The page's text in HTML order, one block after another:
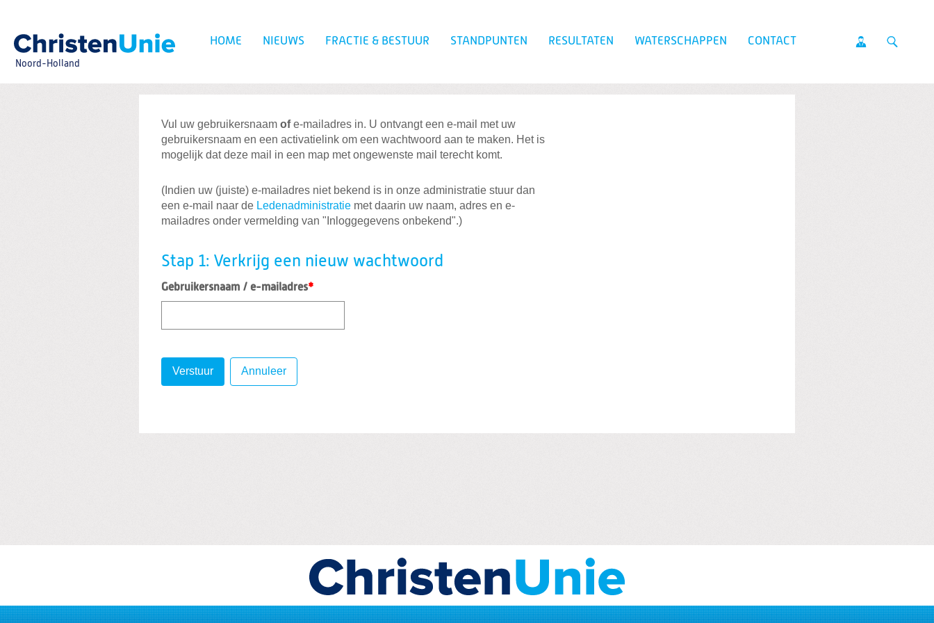
Spring
naar
inhoud
Noord-Holland
HOME NIEUWS FRACTIE & BESTUUR STANDPUNTEN RESULTATEN WATERSCHAPPEN CONTACT
Zoeken
Gebruikersnaam en/of wachtwoord vergeten?
Vul uw gebruikersnaam ofe-mailadres in. U ontvangt een e-mail met uw
gebruikersnaam en een activatielink om een wachtwoord aan te maken. Het is
mogelijk dat deze mail in een map met ongewenste mail terecht komt.
(Indien uw (juiste) e-mailadres niet bekend is in onze administratie stuur dan
een e-mail naar de Ledenadministratie met daarin uw naam, adres en e-
mailadres onder vermelding van "Inloggegevens onbekend".)
Stap 1: Verkrijg een nieuw wachtwoord
Gebruikersnaam / e-mailadres*
Verstuur Annuleer